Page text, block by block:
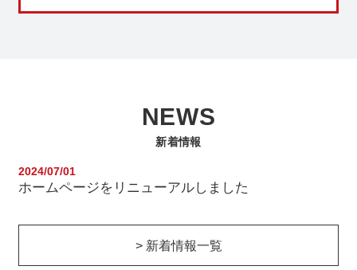
NEWS
新着情報
2024/07/01
ホームページをリニューアルしました
> 新着情報一覧